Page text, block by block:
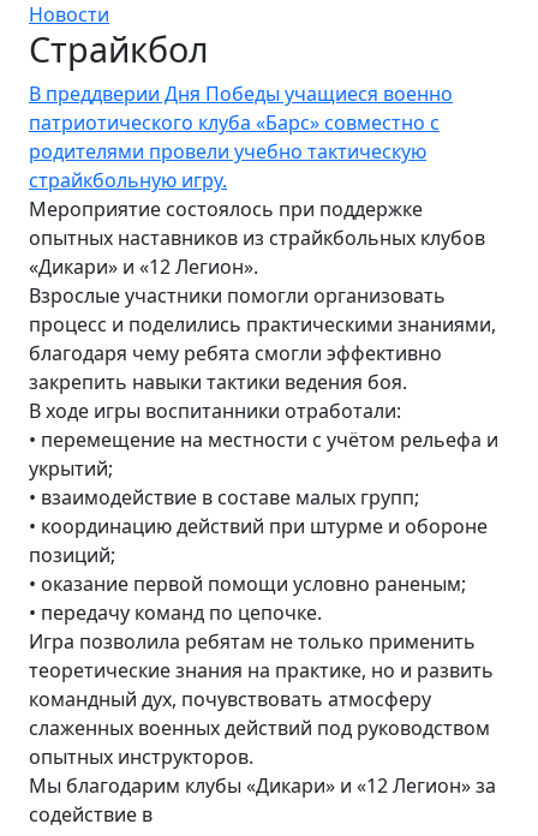
Новости
Страйкбол
В преддверии Дня Победы учащиеся военно
патриотического клуба «Барс» совместно с
родителями провели учебно тактическую
страйкбольную игру.
Мероприятие состоялось при поддержке
опытных наставников из страйкбольных клубов
«Дикари» и «12 Легион».
Взрослые участники помогли организовать
процесс и поделились практическими знаниями,
благодаря чему ребята смогли эффективно
закрепить навыки тактики ведения боя.
В ходе игры воспитанники отработали:
• перемещение на местности с учётом рельефа и
укрытий;
• взаимодействие в составе малых групп;
• координацию действий при штурме и обороне
позиций;
• оказание первой помощи условно раненым;
• передачу команд по цепочке.
Игра позволила ребятам не только применить
теоретические знания на практике, но и развить
командный дух, почувствовать атмосферу
слаженных военных действий под руководством
опытных инструкторов.
Мы благодарим клубы «Дикари» и «12 Легион» за
содействие в